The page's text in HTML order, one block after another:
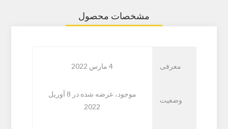
مشخصات محصول
معرفی 4 مارس 2022
وضعیت
موجود، عرضه شده در 8 آوریل
2022